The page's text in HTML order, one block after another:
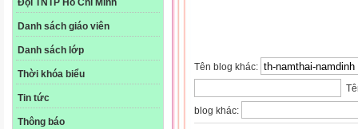
Đội TNTP Hồ Chí Minh
Danh sách giáo viên
Danh sách lớp
Thời khóa biểu
Tin tức
Thông báo
Tên blog khác:
blog khác: